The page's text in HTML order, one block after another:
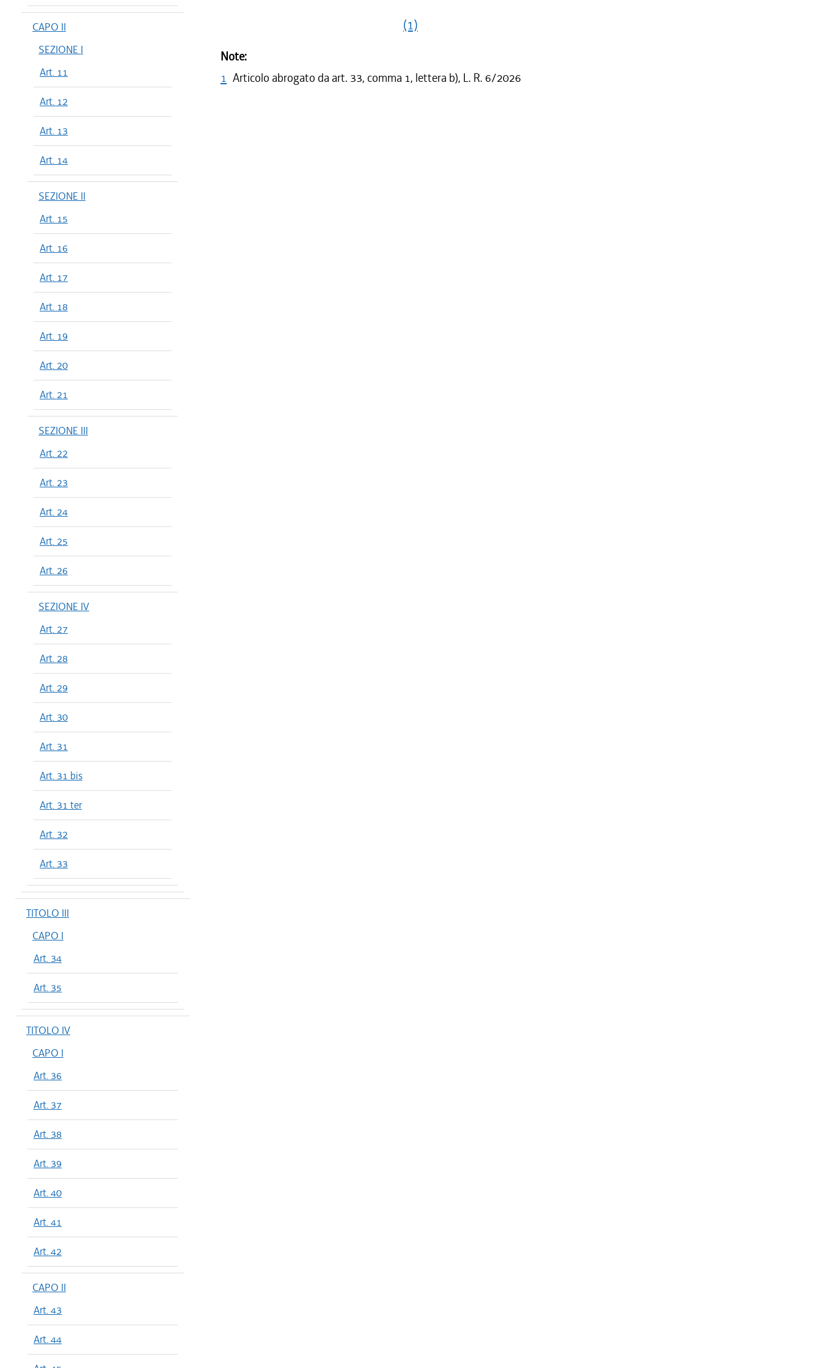
CAPO II
SEZIONE I
Art. 11
Art. 12
Art. 13
Art. 14
SEZIONE II
Art. 15
Art. 16
Art. 17
Art. 18
Art. 19
Art. 20
Art. 21
SEZIONE III
Art. 22
Art. 23
Art. 24
Art. 25
Art. 26
SEZIONE IV
Art. 27
Art. 28
Art. 29
Art. 30
Art. 31
Art. 31 bis
Art. 31 ter
Art. 32
Art. 33
TITOLO III
CAPO I
Art. 34
Art. 35
TITOLO IV
CAPO I
Art. 36
Art. 37
Art. 38
Art. 39
Art. 40
Art. 41
Art. 42
CAPO II
Art. 43
Art. 44
(1)
Note:
1 Articolo abrogato da art. 33, comma 1, lettera b), L. R. 6/2026